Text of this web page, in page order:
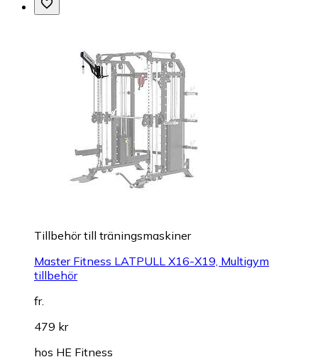
Tillbehör till träningsmaskiner
Master Fitness LATPULL X16-X19, Multigym
tillbehör
fr.
479 kr
hos HE Fitness